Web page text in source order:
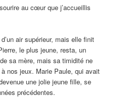
au cœur que j’accueillis
air supérieur, mais elle finit
le plus jeune, resta, un
sa mère, mais sa timidité ne
nos jeux. Marie Paule, qui avait
une jolie jeune fille, se
précédentes.